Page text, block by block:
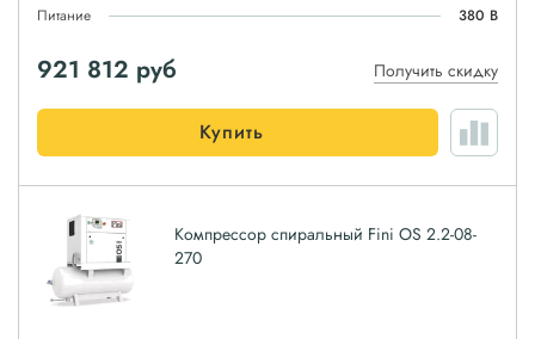
Питание
380 В
921 812 руб Получить скидку
Купить
Компрессор спиральный Fini OS 2.2-08-
270